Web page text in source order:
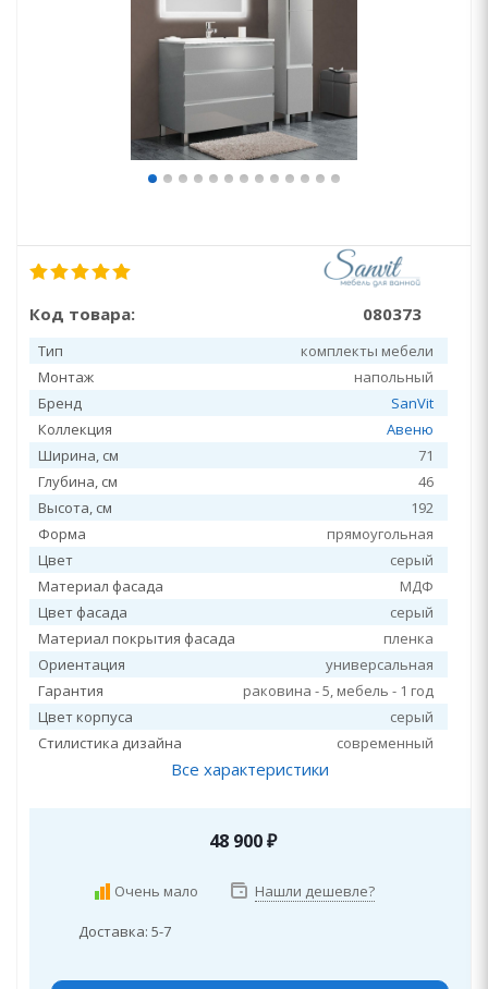
Код товара: 080373
Тип
комплекты мебели
Монтаж
напольный
Бренд
SanVit
Коллекция
Авеню
Ширина, см
71
Глубина, см
46
Высота, см
192
Форма
прямоугольная
Цвет
серый
Материал фасада
МДФ
Цвет фасада
серый
Материал покрытия фасада
пленка
Ориентация
универсальная
Гарантия
раковина - 5, мебель - 1 год
Цвет корпуса
серый
Стилистика дизайна
современный
Все характеристики
48 900₽
Очень мало Нашли дешевле?
Доставка: 5-7